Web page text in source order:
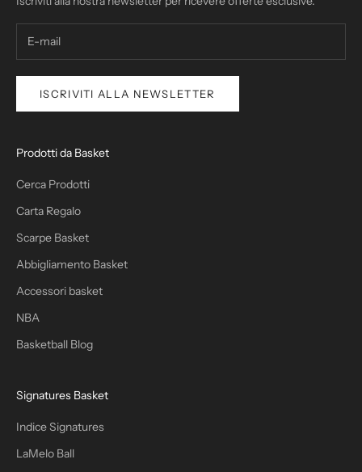
ISCRIVITI ALLA NEWSLETTER
Prodotti da Basket
Cerca Prodotti
Carta Regalo
Scarpe Basket
Abbigliamento Basket
Accessori basket
NBA
Basketball Blog
Signatures Basket
Indice Signatures
LaMelo Ball